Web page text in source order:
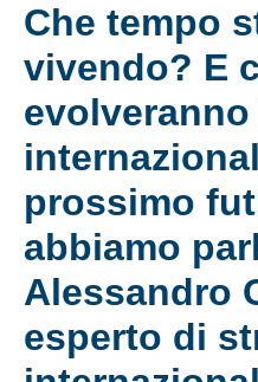
Che tempo
vivendo? E
prossimo
abbiamo
Alessandro
esperto di